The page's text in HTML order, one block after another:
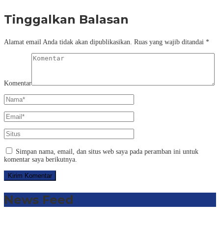
Tinggalkan Balasan
Alamat email Anda tidak akan dipublikasikan. Ruas yang wajib ditandai *
Komentar
Simpan nama, email, dan situs web saya pada peramban ini untuk
komentar saya berikutnya.
News Feed